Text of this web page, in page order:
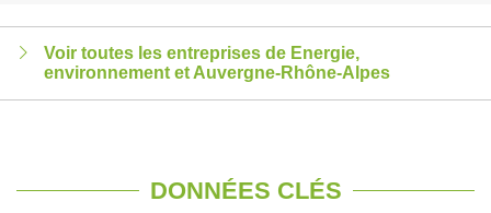
Voir toutes les entreprises de Energie,
environnement et Auvergne-Rhône-Alpes
DONNÉES CLÉS